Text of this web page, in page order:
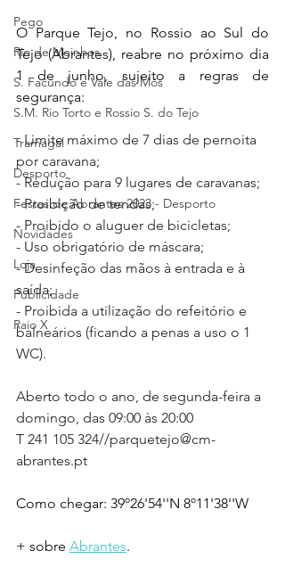
Pego
Rio de Moinhos
S. Facundo e Vale das Mós
S.M. Rio Torto e Rossio S. do Tejo
Tramagal
Desporto
Festas de Abrantes 2023 - Desporto
Novidades
Loja
Publicidade
Raio X
O Parque Tejo, no Rossio ao Sul do
Tejo (Abrantes), reabre no próximo dia
1 de junho, sujeito a regras de
segurança:
- Limite máximo de 7 dias de pernoita
por caravana;
- Redução para 9 lugares de caravanas;
- Proibição de tendas;
- Proibido o aluguer de bicicletas;
- Uso obrigatório de máscara;
- Desinfeção das mãos à entrada e à
saída;
- Proibida a utilização do refeitório e
balneários (ficando a penas a uso o 1
WC).
Aberto todo o ano, de segunda-feira a
domingo, das 09:00 às 20:00
T 241 105 324//parquetejo@cm-
abrantes.pt
Como chegar: 39º26'54''N 8º11'38''W
+ sobre Abrantes.